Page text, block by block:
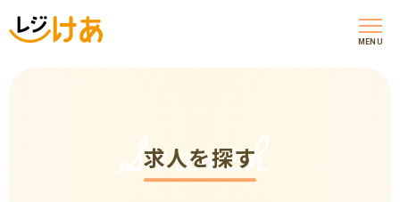
MENU
求人を探す
Search